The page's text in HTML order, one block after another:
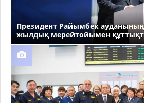
Президент Райымбек
жылдық мерейтойымен